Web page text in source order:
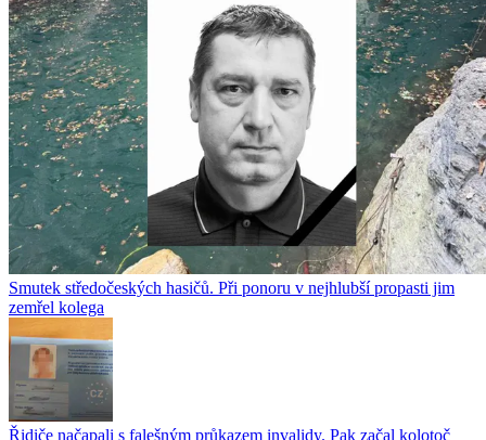
Smutek středočeských hasičů. Při ponoru v nejhlubší propasti jim
zemřel kolega
Řidiče načapali s falešným průkazem invalidy. Pak začal kolotoč